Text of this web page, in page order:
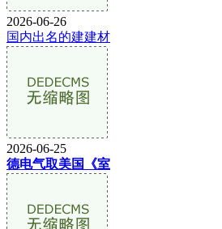
2026-06-26
国内出名的建建材
2026-06-25
德电气取美国《室